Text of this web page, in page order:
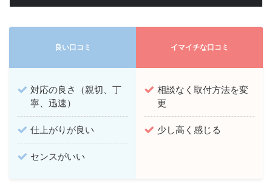
良い口コミ イマイチな口コミ
対応の良さ（親切、丁
寧、迅速）
仕上がりが良い
センスがいい
相談なく取付方法を変
更
少し高く感じる